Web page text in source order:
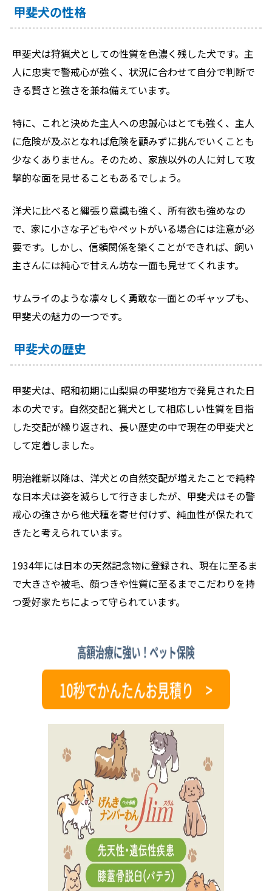
甲斐犬の性格
甲斐犬は狩猟犬としての性質を色濃く残した犬です。主
人に忠実で警戒心が強く、状況に合わせて自分で判断で
きる賢さと強さを兼ね備えています。
特に、これと決めた主人への忠誠心はとても強く、主人
に危険が及ぶとなれば危険を顧みずに挑んでいくことも
少なくありません。そのため、家族以外の人に対して攻
撃的な面を見せることもあるでしょう。
洋犬に比べると縄張り意識も強く、所有欲も強めなの
で、家に小さな子どもやペットがいる場合には注意が必
要です。しかし、信頼関係を築くことができれば、飼い
主さんには純心で甘えん坊な一面も見せてくれます。
サムライのような凛々しく勇敢な一面とのギャップも、
甲斐犬の魅力の一つです。
甲斐犬の歴史
甲斐犬は、昭和初期に山梨県の甲斐地方で発見された日
本の犬です。自然交配と猟犬として相応しい性質を目指
した交配が繰り返され、長い歴史の中で現在の甲斐犬と
して定着しました。
明治維新以降は、洋犬との自然交配が増えたことで純粋
な日本犬は姿を減らして行きましたが、甲斐犬はその警
戒心の強さから他犬種を寄せ付けず、純血性が保たれて
きたと考えられています。
1934年には日本の天然記念物に登録され、現在に至るま
で大きさや被毛、顔つきや性質に至るまでこだわりを持
つ愛好家たちによって守られています。